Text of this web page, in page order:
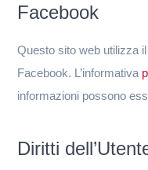
Facebook
Questo sito web utilizza
Facebook. L’informativa
informazioni possono
Diritti